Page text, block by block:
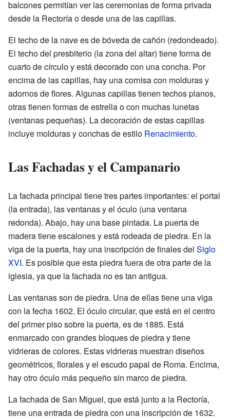
balcones permitían ver las ceremonias de forma privada
desde la Rectoría o desde una de las capillas.
El techo de la nave es de bóveda de cañón (redondeado).
El techo del presbiterio (la zona del altar) tiene forma de
cuarto de círculo y está decorado con una concha. Por
encima de las capillas, hay una cornisa con molduras y
adornos de flores. Algunas capillas tienen techos planos,
otras tienen formas de estrella o con muchas lunetas
(ventanas pequeñas). La decoración de estas capillas
incluye molduras y conchas de estilo Renacimiento.
Las Fachadas y el Campanario
La fachada principal tiene tres partes importantes: el portal
(la entrada), las ventanas y el óculo (una ventana
redonda). Abajo, hay una base pintada. La puerta de
madera tiene escalones y está rodeada de piedra. En la
viga de la puerta, hay una inscripción de finales del Siglo
XVI. Es posible que esta piedra fuera de otra parte de la
iglesia, ya que la fachada no es tan antigua.
Las ventanas son de piedra. Una de ellas tiene una viga
con la fecha 1602. El óculo circular, que está en el centro
del primer piso sobre la puerta, es de 1885. Está
enmarcado con grandes bloques de piedra y tiene
vidrieras de colores. Estas vidrieras muestran diseños
geométricos, florales y el escudo papal de Roma. Encima,
hay otro óculo más pequeño sin marco de piedra.
La fachada de San Miguel, que está junto a la Rectoría,
tiene una entrada de piedra con una inscripción de 1632.